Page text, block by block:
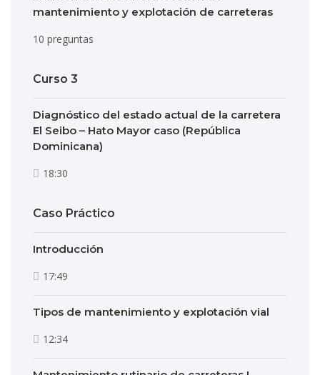
mantenimiento y explotación de carreteras
10 preguntas
Curso 3
Diagnóstico del estado actual de la carretera
El Seibo – Hato Mayor caso (República
Dominicana)
18:30
Caso Práctico
Introducción
17:49
Tipos de mantenimiento y explotación vial
12:34